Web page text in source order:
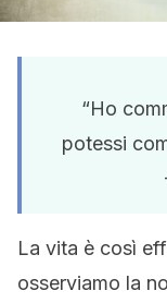
“Ho
potessi
La vita è così
osserviamo la